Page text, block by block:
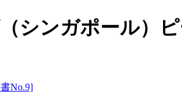
シンガポール）
No.9]